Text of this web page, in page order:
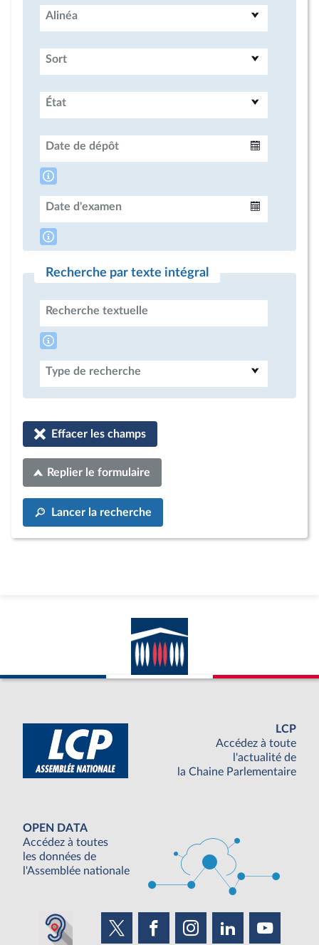
Alinéa
Sort
État
Date de dépôt
Date d'examen
Recherche par texte intégral
Recherche textuelle
Type de recherche
Effacer les champs
Replier le formulaire
Lancer la recherche
LCP
Accédez à toute
l'actualité de
la Chaine Parlementaire
OPEN DATA
Accédez à toutes
les données de
l'Assemblée nationale